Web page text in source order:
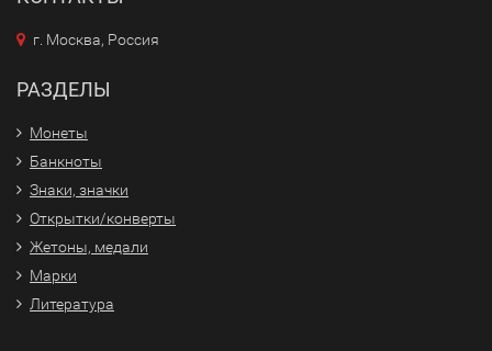
г. Москва, Россия
РАЗДЕЛЫ
Монеты
Банкноты
Знаки, значки
Открытки/конверты
Жетоны, медали
Марки
Литература